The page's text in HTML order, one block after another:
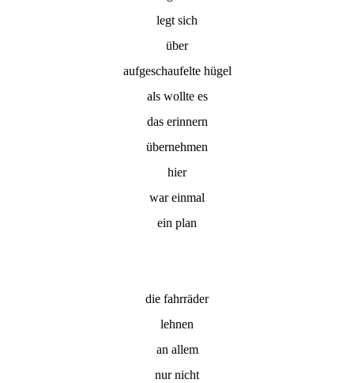
legt sich
über
aufgeschaufelte hügel
als wollte es
das erinnern
übernehmen
hier
war einmal
ein plan
die fahrräder
lehnen
an allem
nur nicht